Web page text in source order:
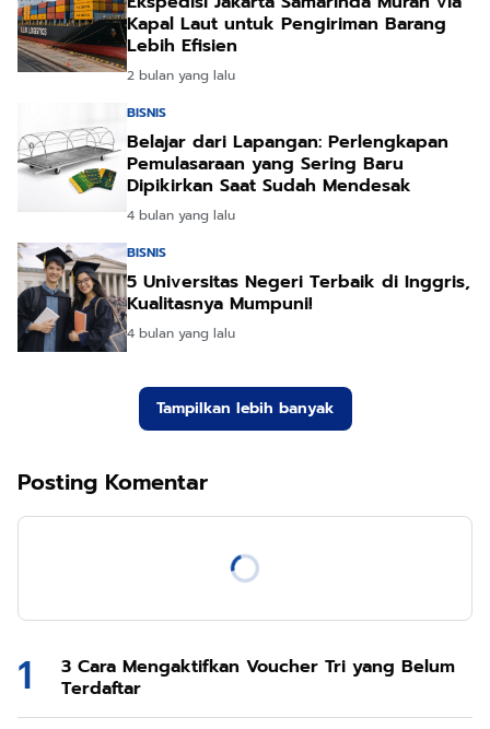
Kapal Laut untuk Pengiriman Barang
Lebih Efisien
2 bulan yang lalu
BISNIS
Belajar dari Lapangan: Perlengkapan
Pemulasaraan yang Sering Baru
Dipikirkan Saat Sudah Mendesak
4 bulan yang lalu
BISNIS
5 Universitas Negeri Terbaik di Inggris,
Kualitasnya Mumpuni!
4 bulan yang lalu
Tampilkan lebih banyak
Posting Komentar
3 Cara Mengaktifkan Voucher Tri yang Belum
Terdaftar